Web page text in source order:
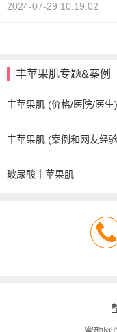
2024-07-29 10:19:02
丰苹果肌专题&案例
丰苹果肌 (价格/医院/医生)
丰苹果肌 (案例和网友经
玻尿酸丰苹果肌